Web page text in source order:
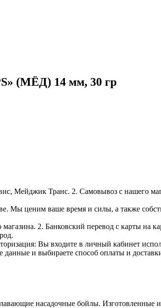
(МЁД) 14 мм, 30 гр
Транс. 2. Самовывоз с нашего
Мы ценим ваше время и силы, а также
2. Банковский перевод с карты на
Вы входите в личный кабинет
и выбираете способ оплаты и
насадочные бойлы. Изготовленные